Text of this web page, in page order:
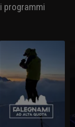
programmi